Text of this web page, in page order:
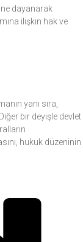
dayanarak
ilişkin hak ve
yanı sıra,
bir deyişle devlet
hukuk düzeninin